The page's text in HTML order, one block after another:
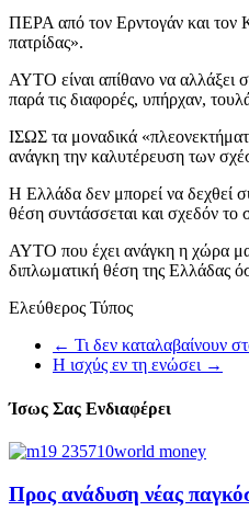
ΠΕΡΑ από τον Ερντογάν και τον
πατρίδας».
ΑΥΤΟ είναι απίθανο να αλλάξει
παρά τις διαφορές, υπήρχαν,
ΙΣΩΣ τα μοναδικά
ανάγκη την καλυτέρευση των
Η Ελλάδα δεν μπορεί να δεχθεί
θέση συντάσσεται και σχεδόν το
ΑΥΤΟ που έχει ανάγκη η χώρα μας
διπλωματική θέση της Ελλάδας
Ελεύθερος Τύπος
← Τι δεν καταλαβαίνουν
Η ισχύς εν τη ενώσει →
Ίσως Σας Ενδιαφέρει
Προς ανάδυση νέας